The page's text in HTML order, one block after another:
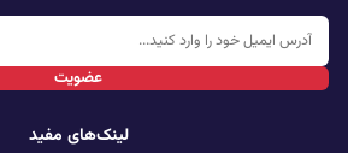
عضویت
لینک‌های مفید